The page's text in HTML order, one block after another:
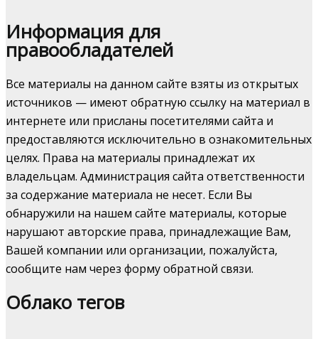
Информация для
правообладателей
Все материалы на данном сайте взяты из открытых
источников — имеют обратную ссылку на материал в
интернете или присланы посетителями сайта и
предоставляются исключительно в ознакомительных
целях. Права на материалы принадлежат их
владельцам. Администрация сайта ответственности
за содержание материала не несет. Если Вы
обнаружили на нашем сайте материалы, которые
нарушают авторские права, принадлежащие Вам,
Вашей компании или организации, пожалуйста,
сообщите нам через форму обратной связи.
Облако тегов